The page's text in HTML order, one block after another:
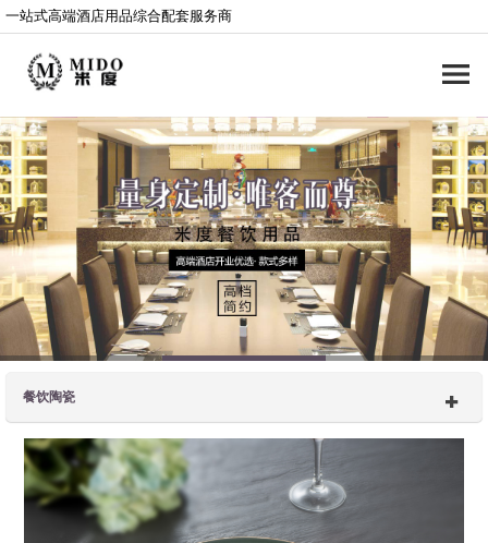
一站式高端酒店用品综合配套服务商
餐饮陶瓷